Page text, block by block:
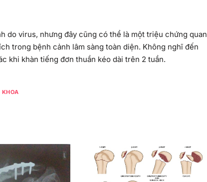
do virus, nhưng đây cũng có thể là một triệu chứng quan
trong bệnh cảnh lâm sàng toàn diện. Không nghĩ đến
khi khàn tiếng đơn thuần kéo dài trên 2 tuần.
KHOA